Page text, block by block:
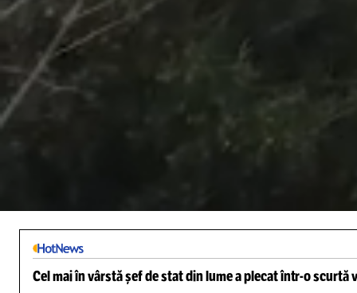
Cel mai în vârstă șef de stat din lume a plecat într-o scurtă